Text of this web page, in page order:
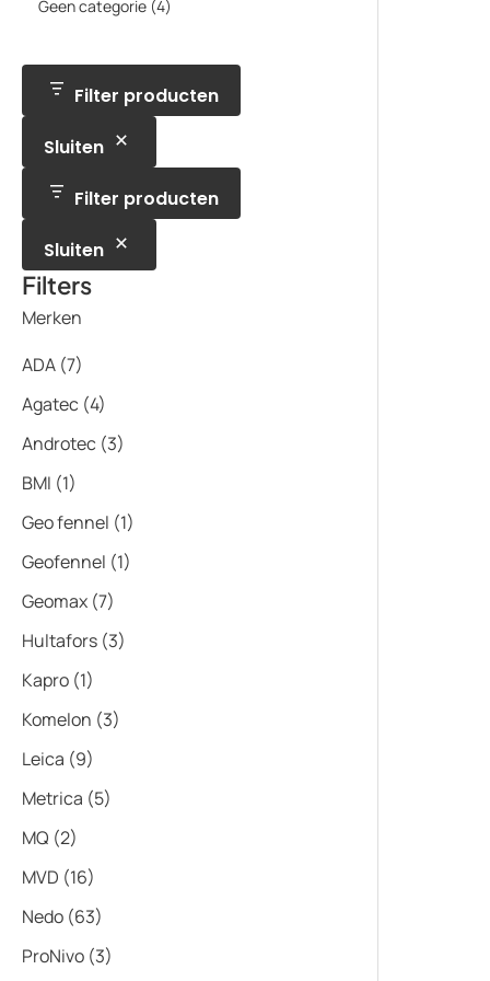
d
t
n
t
o
c
u
Geen categorie 44
p
u
n
Filter producten
Sluiten
Filter producten
Sluiten
Filters
Merken
ADA (7)
Agatec (4)
Androtec (3)
BMI (1)
Geo fennel (1)
Geofennel (1)
Geomax (7)
Hultafors (3)
Kapro (1)
Komelon (3)
Leica (9)
Metrica (5)
MQ (2)
MVD (16)
Nedo (63)
ProNivo (3)